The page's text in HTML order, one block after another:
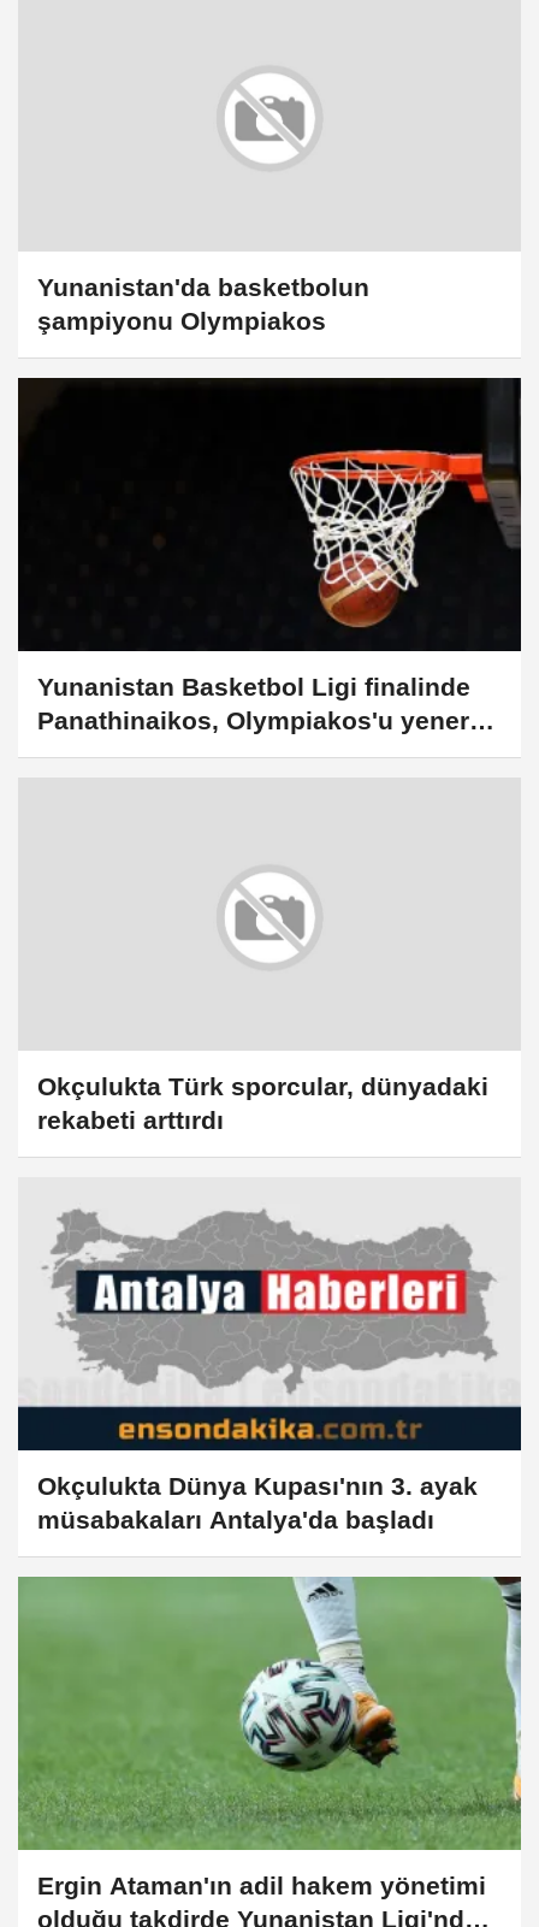
Yunanistan'da basketbolun
şampiyonu Olympiakos
Yunanistan Basketbol Ligi finalinde
Panathinaikos, Olympiakos'u yenerek
seriyi 2-2 yaptı
Okçulukta Türk sporcular, dünyadaki
rekabeti arttırdı
Okçulukta Dünya Kupası'nın 3. ayak
müsabakaları Antalya'da başladı
Ergin Ataman'ın adil hakem yönetimi
olduğu takdirde Yunanistan Ligi'nde